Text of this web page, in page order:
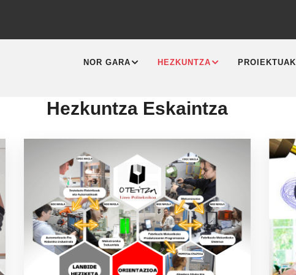
NAVIGATION
NOR GARA HEZKUNTZA PROIEKTUAK
Hezkuntza Eskaintza